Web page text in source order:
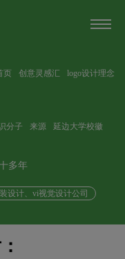
页 创意灵感汇
logo设计理念
分子 来源 延边大学校徽
多年
设计、vi视觉设计公司